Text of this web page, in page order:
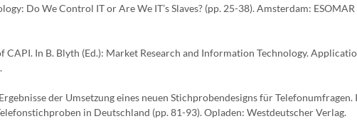
Do We Control IT or Are We IT’s Slaves? (pp. 25-38). Amsterdam:
CAPI. In B. Blyth (Ed.): Market Research and Information Technology.
der Umsetzung eines neuen Stichprobendesigns für Telefonumfragen.
in Deutschland (pp. 81-93). Opladen: Westdeutscher Verlag.